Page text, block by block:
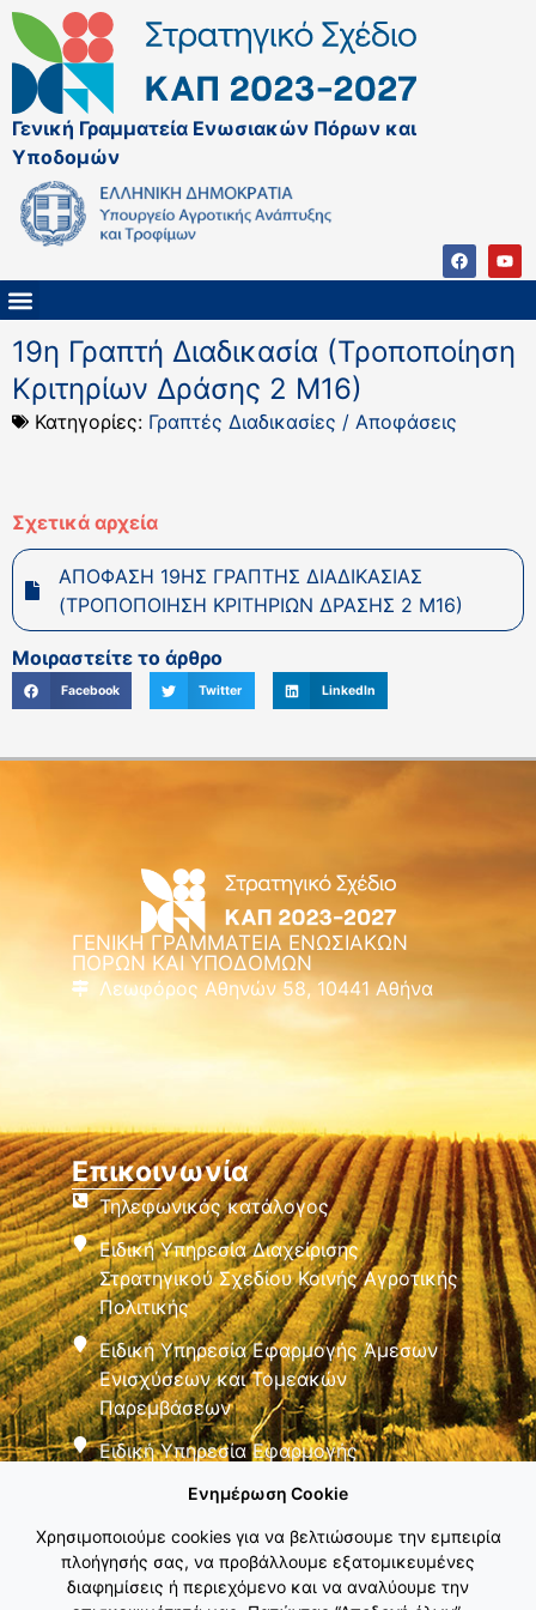
Γενική Γραμματεία Ενωσιακών Πόρων και
Υποδομών
19η Γραπτή Διαδικασία (Τροποποίηση
Κριτηρίων Δράσης 2 Μ16)
Κατηγορίες: Γραπτές Διαδικασίες / Αποφάσεις
Σχετικά αρχεία
ΑΠΟΦΑΣΗ 19ΗΣ ΓΡΑΠΤΗΣ ΔΙΑΔΙΚΑΣΙΑΣ
(ΤΡΟΠΟΠΟΙΗΣΗ ΚΡΙΤΗΡΙΩΝ ΔΡΑΣΗΣ 2 Μ16)
Μοιραστείτε το άρθρο
Facebook Twitter LinkedIn
ΓΕΝΙΚΗ ΓΡΑΜΜΑΤΕΙΑ ΕΝΩΣΙΑΚΩΝ
ΠΟΡΩΝ ΚΑΙ ΥΠΟΔΟΜΩΝ
Λεωφόρος Αθηνών 58, 10441 Αθήνα
Επικοινωνία
Τηλεφωνικός κατάλογος
Ειδική Υπηρεσία Διαχείρισης
Στρατηγικού Σχεδίου Κοινής Αγροτικής
Πολιτικής
Ειδική Υπηρεσία Εφαρμογής Άμεσων
Ενισχύσεων και Τομεακών
Παρεμβάσεων
Ειδική Υπηρεσία Εφαρμογής
Ενημέρωση Cookie
Χρησιμοποιούμε cookies για να βελτιώσουμε την εμπειρία
πλοήγησής σας, να προβάλλουμε εξατομικευμένες
διαφημίσεις ή περιεχόμενο και να αναλύουμε την